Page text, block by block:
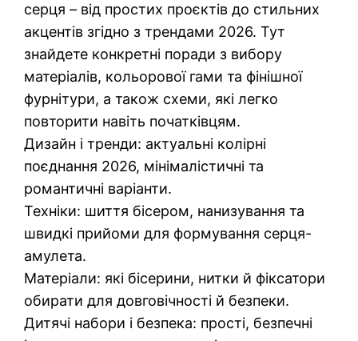
серця – від простих проєктів до стильних
акцентів згідно з трендами 2026. Тут
знайдете конкретні поради з вибору
матеріалів, кольорової гами та фінішної
фурнітури, а також схеми, які легко
повторити навіть початківцям.
Дизайн і тренди: актуальні колірні
поєднання 2026, мінімалістичні та
романтичні варіанти.
Техніки: шиття бісером, нанизування та
швидкі прийоми для формування серця-
амулета.
Матеріали: які бісерини, нитки й фіксатори
обирати для довговічності й безпеки.
Дитячі набори і безпека: прості, безпечні